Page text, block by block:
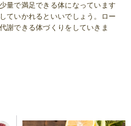
量で満足できる体になっています
ていかれるといいでしょう。ロー
謝できる体づくりをしていきま